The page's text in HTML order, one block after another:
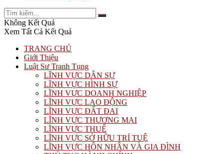
Không Kết Quả
Xem Tất Cả Kết Quả
TRANG CHỦ
Giới Thiệu
Luật Sư Tranh Tụng
LĨNH VỰC DÂN SỰ
LĨNH VỰC HÌNH SỰ
LĨNH VỰC DOANH NGHIỆP
LĨNH VỰC LAO ĐỘNG
LĨNH VỰC ĐẤT ĐAI
LĨNH VỰC THƯƠNG MẠI
LĨNH VỰC THUẾ
LĨNH VỰC SỞ HỮU TRÍ TUỆ
LĨNH VỰC HÔN NHÂN VÀ GIA ĐÌNH